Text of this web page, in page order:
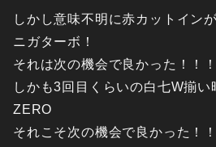
しかし意味不明に赤カットイン
ニガターボ！
それは次の機会で良かった！！！
しかも3回目くらいの白七W揃い
ZERO
それこそ次の機会で良かった！！